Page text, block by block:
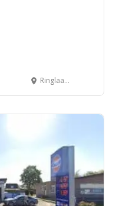
Ringlaan 50, 3530 Houthalen-Helchteren